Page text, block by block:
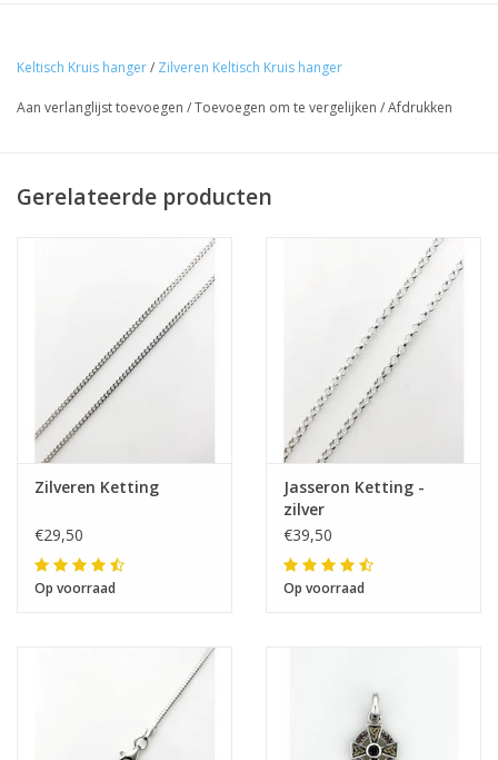
Keltisch Kruis hanger/ Zilveren Keltisch Kruis hanger
Aan verlanglijst toevoegen /Toevoegen om te vergelijken /Afdrukken
Gerelateerde producten
Zilveren Ketting
€29,50
Op voorraad
Jasseron Ketting -
zilver
€39,50
Op voorraad